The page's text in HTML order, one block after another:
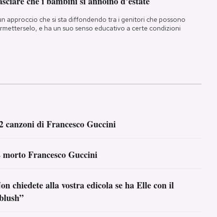
approccio che si sta diffondendo tra i genitori che possono
e ha un suo senso educativo a certe condizioni
canzoni di Francesco Guccini
morto Francesco Guccini
chiedete alla vostra edicola se ha Elle con il